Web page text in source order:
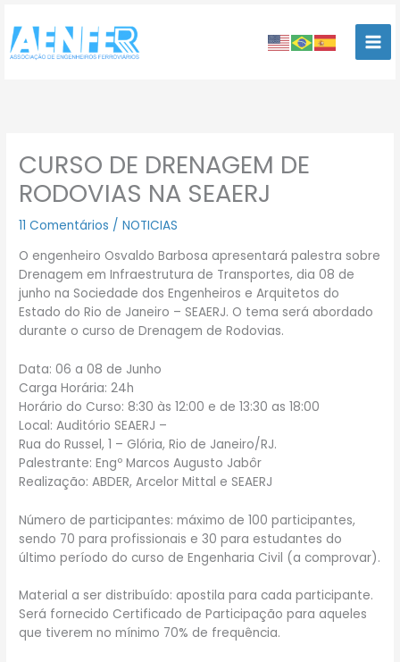
para
conteúdo
CURSO DE DRENAGEM DE
RODOVIAS NA SEAERJ
11 Comentários /NOTICIAS
O engenheiro Osvaldo Barbosa apresentará palestra sobre
Drenagem em Infraestrutura de Transportes, dia 08 de
junho na Sociedade dos Engenheiros e Arquitetos do
Estado do Rio de Janeiro – SEAERJ. O tema será abordado
durante o curso de Drenagem de Rodovias.
Data: 06 a 08 de Junho
Carga Horária: 24h
Horário do Curso: 8:30 às 12:00 e de 13:30 as 18:00
Local: Auditório SEAERJ –
Rua do Russel, 1 – Glória, Rio de Janeiro/RJ.
Palestrante: Engº Marcos Augusto Jabôr
Realização: ABDER, Arcelor Mittal e SEAERJ
Número de participantes: máximo de 100 participantes,
sendo 70 para profissionais e 30 para estudantes do
último período do curso de Engenharia Civil (a comprovar).
Material a ser distribuído: apostila para cada participante.
Será fornecido Certificado de Participação para aqueles
que tiverem no mínimo 70% de frequência.